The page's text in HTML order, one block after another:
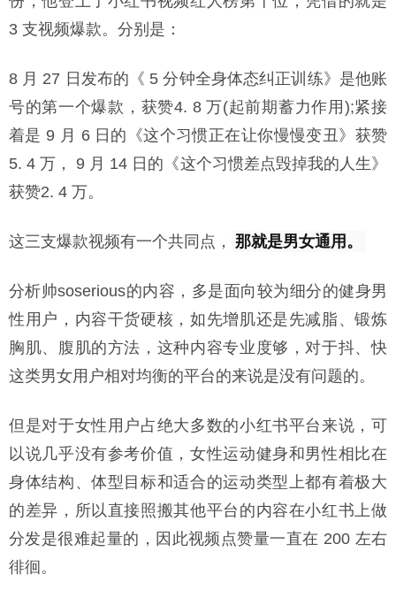
3 支视频爆款。分别是：
8 月 27 日发布的《 5 分钟全身体态纠正训练》是他账
号的第一个爆款，获赞4. 8 万(起前期蓄力作用);紧接
着是 9 月 6 日的《这个习惯正在让你慢慢变丑》获赞
5. 4 万， 9 月 14 日的《这个习惯差点毁掉我的人生》
获赞2. 4 万。
这三支爆款视频有一个共同点， 那就是男女通用。
分析帅soserious的内容，多是面向较为细分的健身男
性用户，内容干货硬核，如先增肌还是先减脂、锻炼
胸肌、腹肌的方法，这种内容专业度够，对于抖、快
这类男女用户相对均衡的平台的来说是没有问题的。
但是对于女性用户占绝大多数的小红书平台来说，可
以说几乎没有参考价值，女性运动健身和男性相比在
身体结构、体型目标和适合的运动类型上都有着极大
的差异，所以直接照搬其他平台的内容在小红书上做
分发是很难起量的，因此视频点赞量一直在 200 左右
徘徊。